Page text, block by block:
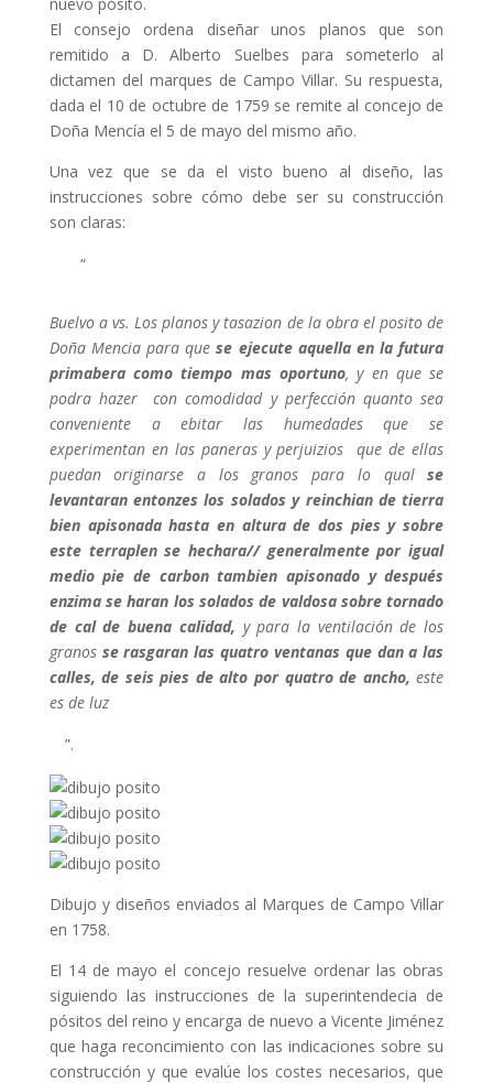
El consejo ordena diseñar unos planos que son
remitido a D. Alberto Suelbes para someterlo al
dictamen del marques de Campo Villar. Su respuesta,
dada el 10 de octubre de 1759 se remite al concejo de
Doña Mencía el 5 de mayo del mismo año.
Una vez que se da el visto bueno al diseño, las
instrucciones sobre cómo debe ser su construcción
son claras:
“
Buelvo a vs. Los planos y tasazion de la obra el posito de
Doña Mencia para que se ejecute aquella en la futura
primabera como tiempo mas oportuno, y en que se
podra hazer con comodidad y perfección quanto sea
conveniente a ebitar las humedades que se
experimentan en las paneras y perjuizios que de ellas
puedan originarse a los granos para lo qual
se
levantaran entonzes los solados y reinchian de tierra
bien apisonada hasta en altura de dos pies y sobre
este terraplen se hechara// generalmente por igual
medio pie de carbon tambien apisonado y después
enzima se haran los solados de valdosa sobre tornado
de cal de buena calidad, y para la ventilación de los
granos se rasgaran las quatro ventanas que dan a las
calles, de seis pies de alto por quatro de ancho, este
es de luz
”.
Dibujo y diseños enviados al Marques de Campo Villar
en 1758.
El 14 de mayo el concejo resuelve ordenar las obras
siguiendo las instrucciones de la superintendecia de
pósitos del reino y encarga de nuevo a Vicente Jiménez
que haga reconcimiento con las indicaciones sobre su
construcción y que evalúe los costes necesarios, que